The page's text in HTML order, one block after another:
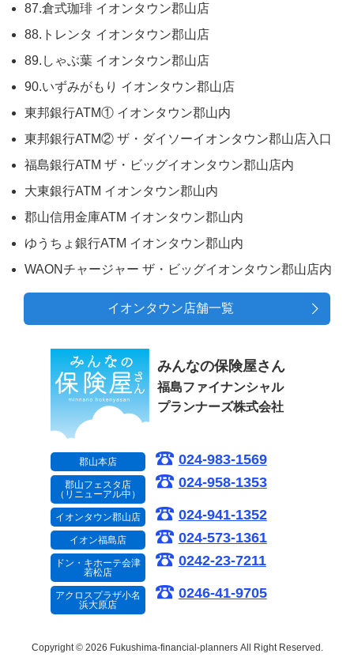
87.倉式珈琲 イオンタウン郡山店
88.トレンタ イオンタウン郡山店
89.しゃぶ葉 イオンタウン郡山店
90.いずみがもり イオンタウン郡山店
東邦銀行ATM① イオンタウン郡山内
東邦銀行ATM② ザ・ダイソーイオンタウン郡山店入口
福島銀行ATM ザ・ビッグイオンタウン郡山店内
大東銀行ATM イオンタウン郡山内
郡山信用金庫ATM イオンタウン郡山内
ゆうちょ銀行ATM イオンタウン郡山内
WAONチャージャー ザ・ビッグイオンタウン郡山店内
イオンタウン店舗一覧
みんなの保険屋さん
福島ファイナンシャル
プランナーズ株式会社
郡山本店 024-983-1569
郡山フェスタ店
（リニューアル中）
024-958-1353
イオンタウン郡山店 024-941-1352
イオン福島店 024-573-1361
ドン・キホーテ会津
若松店
0242-23-7211
アクロスプラザ小名
浜大原店
0246-41-9705
Copyright © 2026 Fukushima-financial-planners All Right Reserved.